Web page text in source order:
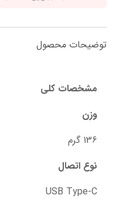
توضیحات محصول
مشخصات کلی
وزن
136 گرم
نوع اتصال
USB Type-C